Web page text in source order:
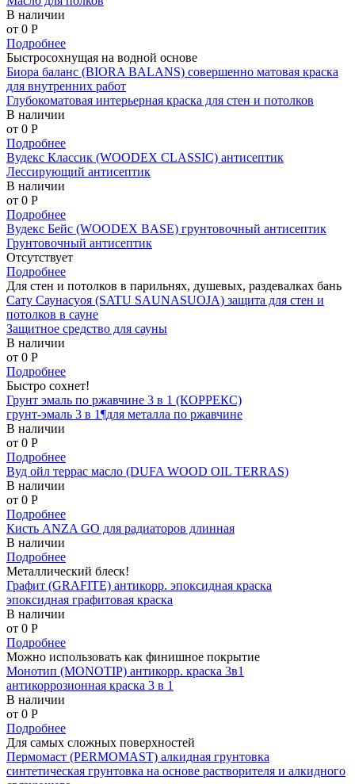
В наличии
от 0 P
Подробнее
Быстросохнущая на водной основе
Биора баланс (BIORA BALANS) совершенно матовая краска
для внутренних работ
Глубокоматовая интерьерная краска для стен и потолков
В наличии
от 0 P
Подробнее
Вудекс Классик (WOODEX CLASSIC) антисептик
Лессирующий антисептик
В наличии
от 0 P
Подробнее
Вудекс Бейс (WOODEX BASE) грунтовочный антисептик
Грунтовочный антисептик
Отсутствует
Подробнее
Для стен и потолков в парильнях, душевых, раздевалках бань
Сату Саунасуоя (SATU SAUNASUOJA) защита для стен и
потолков в сауне
Защитное средство для сауны
В наличии
от 0 P
Подробнее
Быстро сохнет!
Грунт эмаль по ржавчине 3 в 1 (КОРРЕКС)
грунт-эмаль 3 в 1¶для металла по ржавчине
В наличии
от 0 P
Подробнее
Вуд ойл террас масло (DUFA WOOD OIL TERRAS)
В наличии
от 0 P
Подробнее
Кисть ANZA GO для радиаторов длинная
В наличии
Подробнее
Металлический блеск!
Графит (GRAFITE) антикорр. эпоксидная краска
эпоксидная графитовая краска
В наличии
от 0 P
Подробнее
Можно использовать как финишное покрытие
Монотип (MONOTIP) антикорр. краска 3в1
антикоррозионная краска 3 в 1
В наличии
от 0 P
Подробнее
Для самых сложных поверхностей
Пермомаст (PERMOMAST) алкидная грунтовка
синтетическая грунтовка на основе растворителя и алкидного